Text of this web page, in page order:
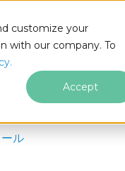
customize your
with our company. To
Accept
ル